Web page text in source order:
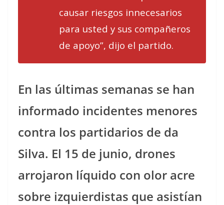
causar riesgos innecesarios
para usted y sus compañeros
de apoyo”, dijo el partido.
En las últimas semanas se han
informado incidentes menores
contra los partidarios de da
Silva. El 15 de junio, drones
arrojaron líquido con olor acre
sobre izquierdistas que asistían